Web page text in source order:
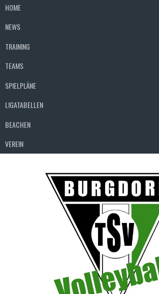
HOME
NEWS
TRAINING
TEAMS
SPIELPLÄNE
LIGATABELLEN
BEACHEN
VEREIN